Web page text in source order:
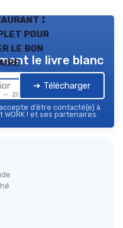
:
pour
le bon
— 2026
le livre blanc
➔ Télécharger
d’être contacté(e) à
! et ses partenaires.